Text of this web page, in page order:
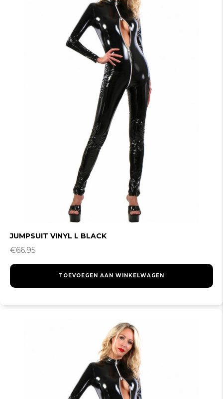
JUMPSUIT VINYL L BLACK
€66.95
TOEVOEGEN AAN WINKELWAGEN